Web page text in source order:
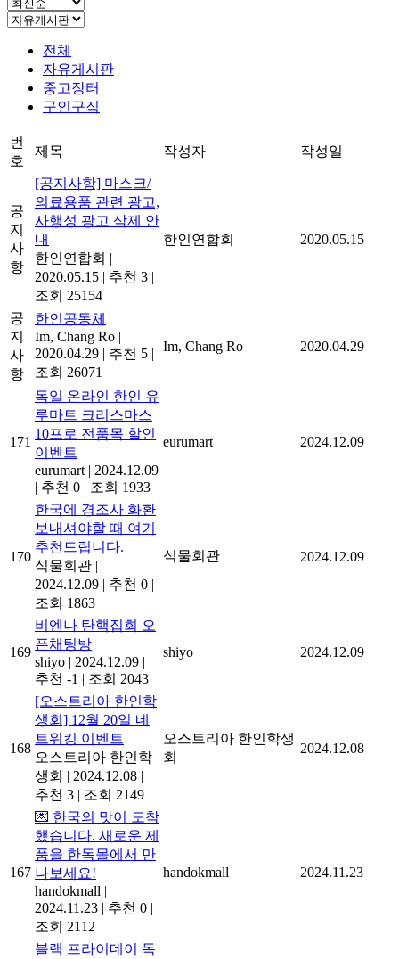
전체
자유게시판
중고장터
구인구직
번
호
제목 작성자 작성일
공
지
사
항
[공지사항] 마스크/
의료용품 관련 광고,
사행성 광고 삭제 안
내
한인연합회 |
2020.05.15 | 추천 3 |
조회 25154
한인연합회 2020.05.15
공
지
사
항
한인공동체
Im, Chang Ro |
2020.04.29 | 추천 5 |
조회 26071
Im, Chang Ro 2020.04.29
171
독일 온라인 한인 유
루마트 크리스마스
10프로 전품목 할인
이벤트
eurumart | 2024.12.09
| 추천 0 | 조회 1933
eurumart 2024.12.09
170
한국에 경조사 화환
보내셔야할 때 여기
추천드립니다.
식물회관 |
2024.12.09 | 추천 0 |
조회 1863
식물회관 2024.12.09
169
비엔나 탄핵집회 오
픈채팅방
shiyo | 2024.12.09 |
추천 -1 | 조회 2043
shiyo 2024.12.09
168
[오스트리아 한인학
생회] 12월 20일 네
트워킹 이벤트
오스트리아 한인학
생회 | 2024.12.08 |
추천 3 | 조회 2149
오스트리아 한인학생
회
2024.12.08
167
💌 한국의 맛이 도착
했습니다. 새로운 제
품을 한독몰에서 만
나보세요!
handokmall |
2024.11.23 | 추천 0 |
조회 2112
handokmall 2024.11.23
블랙 프라이데이 독